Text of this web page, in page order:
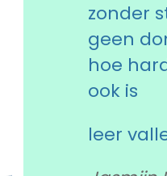
zonder
geen
hoe
ook is
leer